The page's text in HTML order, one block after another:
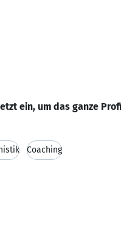
ein, um das ganze
Coaching